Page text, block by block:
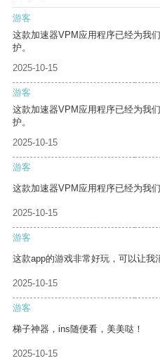
游客
这款加速器VPM应用程序已经为我
护。
2025-10-15
游客
这款加速器VPM应用程序已经为我
护。
2025-10-15
游客
这款加速器VPM应用程序已经为我
2025-10-15
游客
这款app的游戏非常好玩，可以让我
2025-10-15
游客
梯子神器，ins随便看，美美哒！
2025-10-15